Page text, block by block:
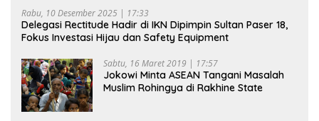
Rabu, 10 Desember 2025 | 17:33
Delegasi Rectitude Hadir di IKN Dipimpin Sultan Paser 18,
Fokus Investasi Hijau dan Safety Equipment
Sabtu, 16 Maret 2019 | 17:57
Jokowi Minta ASEAN Tangani Masalah
Muslim Rohingya di Rakhine State